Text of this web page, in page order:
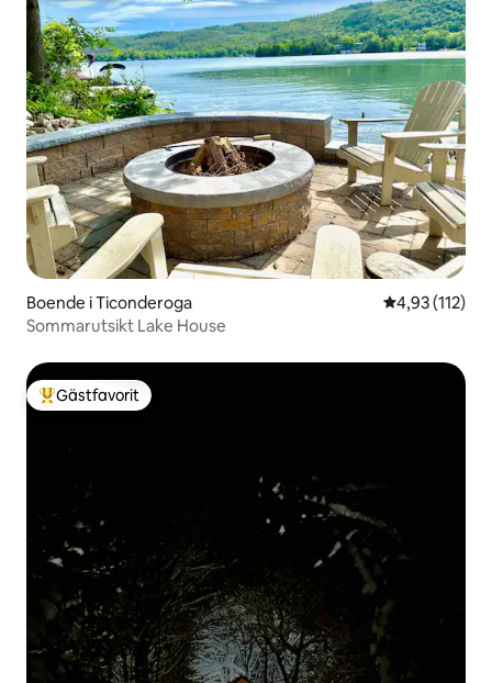
Boende i Ticonderoga 4,93 av 5 i
4,93 (112)
Sommarutsikt Lake House
Populär gästfavorit
Gästfavorit